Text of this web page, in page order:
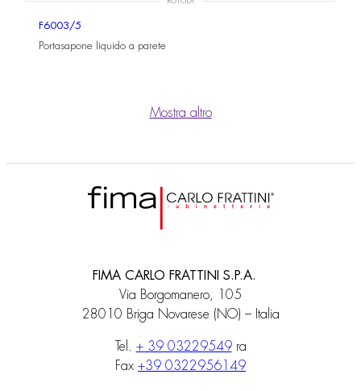
F6003/5
Portasapone liquido a parete
Mostra altro
FIMA CARLO FRATTINI S.P.A.
Via Borgomanero, 105
28010 Briga Novarese (NO) – Italia
Tel. + 39 03229549ra
Fax +39 0322956149